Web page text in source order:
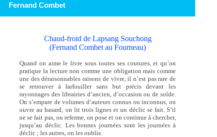
Fernand Combet
Chaud-froid de Lapsang Souchong
(Fernand Combet au Fourneau)
Quand on aime le livre sous toutes ses coutures, et qu’on
pratique la lecture non comme une obligation mais comme
une des déraisonnables raisons de vivre, il n’est pas rare de
se retrouver à farfouiller sans but précis devant les
rayonnages des librairies d’ancien, d’occasion ou de solde.
On s’empare de volumes d’auteurs connus ou inconnus, on
ouvre au hasard, on lit trois lignes et un déclic se fait. S’il
ne se fait pas, on referme, on pose et on continue à chercher,
jusqu’au déclic. Les bonnes journées sont les journées à
déclic ; les autres, on les oublie.